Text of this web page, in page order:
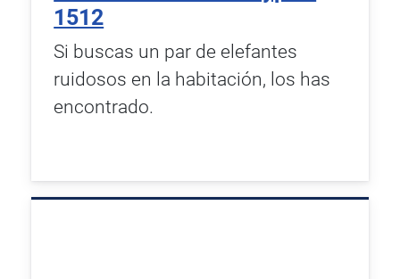
1512
Si buscas un par de elefantes
ruidosos en la habitación, los has
encontrado.